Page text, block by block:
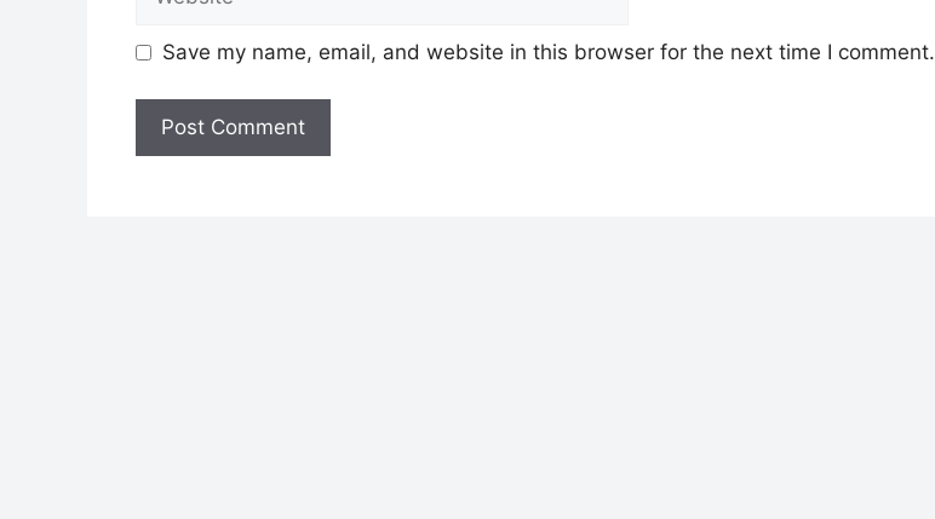
Save my name, email, and website in this browser for the next time I comment.